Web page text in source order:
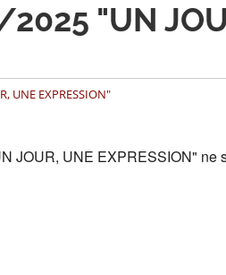
"UN
UNE EXPRESSION"
JOUR, UNE EXPRESSION" ne